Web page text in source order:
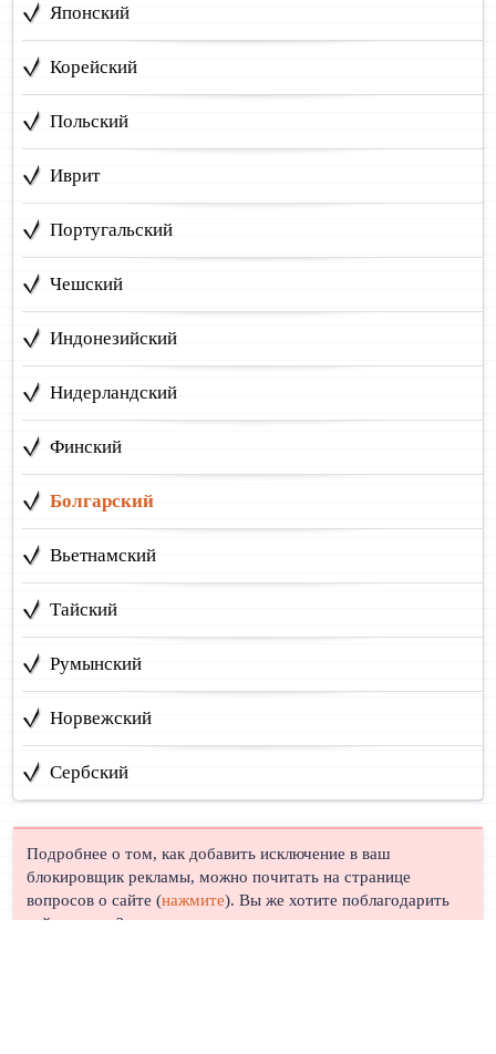
Японский
Корейский
Польский
Иврит
Португальский
Чешский
Индонезийский
Нидерландский
Финский
Болгарский
Вьетнамский
Тайский
Румынский
Норвежский
Сербский
Подробнее о том, как добавить исключение в ваш
блокировщик рекламы, можно почитать на странице
вопросов о сайте (нажмите). Вы же хотите поблагодарить
сайт, правда?